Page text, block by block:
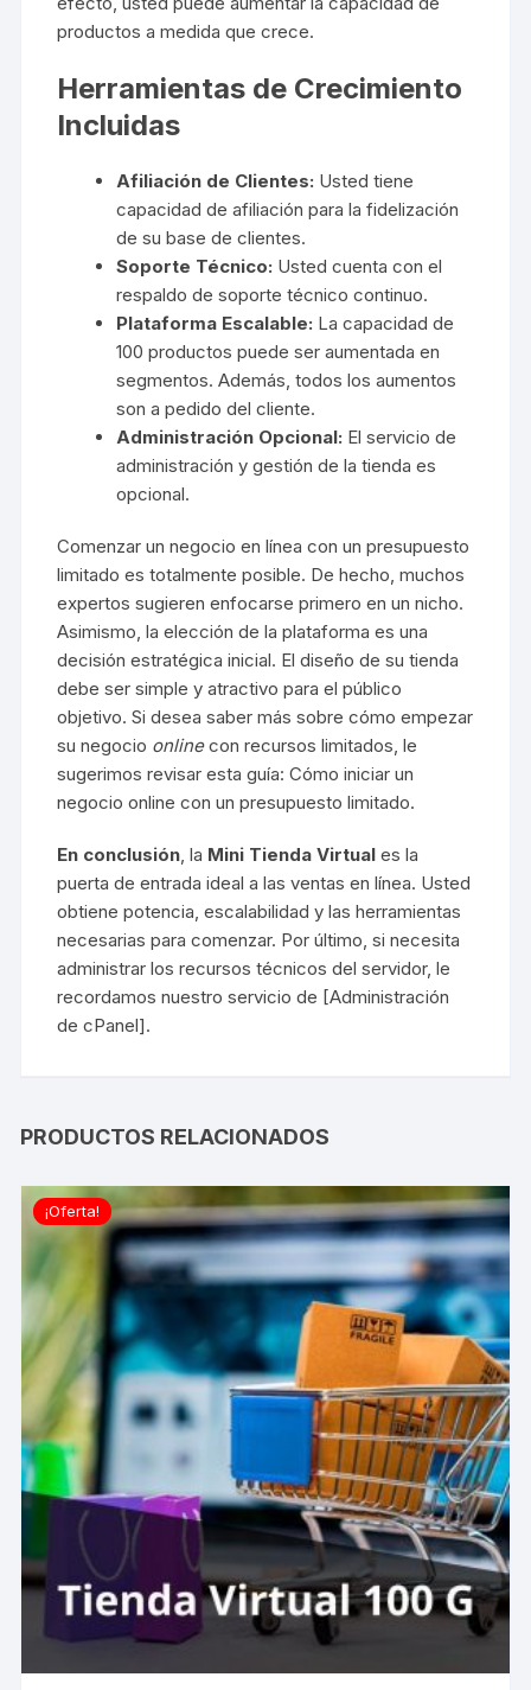
productos a medida que crece.
Herramientas de Crecimiento
Incluidas
Afiliación de Clientes: Usted tiene
capacidad de afiliación para la fidelización
de su base de clientes.
Soporte Técnico: Usted cuenta con el
respaldo de soporte técnico continuo.
Plataforma Escalable: La capacidad de
100 productos puede ser aumentada en
segmentos. Además, todos los aumentos
son a pedido del cliente.
Administración Opcional: El servicio de
administración y gestión de la tienda es
opcional.
Comenzar un negocio en línea con un presupuesto
limitado es totalmente posible. De hecho, muchos
expertos sugieren enfocarse primero en un nicho.
Asimismo, la elección de la plataforma es una
decisión estratégica inicial. El diseño de su tienda
debe ser simple y atractivo para el público
objetivo. Si desea saber más sobre cómo empezar
su negocio onlinecon recursos limitados, le
sugerimos revisar esta guía:Cómo iniciar un
negocio online con un presupuesto limitado.
En conclusión , la Mini Tienda Virtual es la
puerta de entrada ideal a las ventas en línea. Usted
obtiene potencia, escalabilidad y las herramientas
necesarias para comenzar. Por último, si necesita
administrar los recursos técnicos del servidor, le
recordamos nuestro servicio de [Administración
de cPanel].
PRODUCTOS RELACIONADOS
¡Oferta!